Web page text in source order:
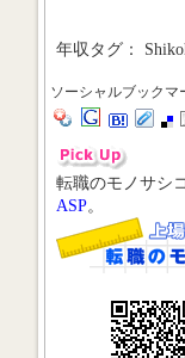
年収タグ：
ソーシャルブックマ
転職のモノサシ
ASP。